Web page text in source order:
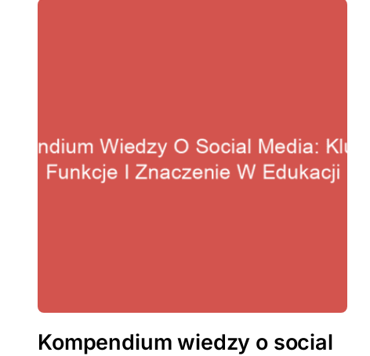
Kompendium wiedzy o social